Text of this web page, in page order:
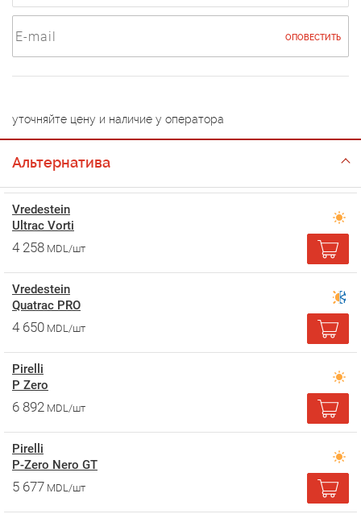
ОПОВЕСТИТЬ
уточняйте цену и наличие у оператора
Альтернатива
Vredestein
Ultrac Vorti
4 258 MDL/шт
Vredestein
Quatrac PRO
4 650 MDL/шт
Pirelli
P Zero
6 892 MDL/шт
Pirelli
P-Zero Nero GT
5 677 MDL/шт